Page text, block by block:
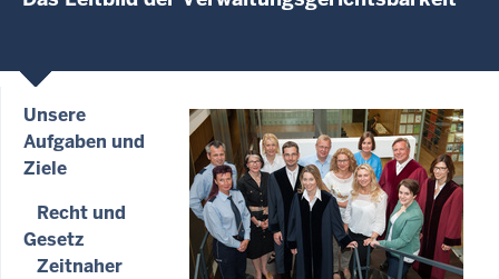
Unsere
Aufgaben und
Ziele
Recht und
Gesetz
Zeitnaher